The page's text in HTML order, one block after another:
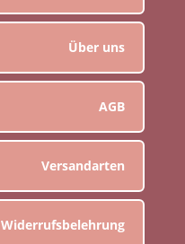
Über uns
AGB
Versandarten
Widerrufsbelehrung